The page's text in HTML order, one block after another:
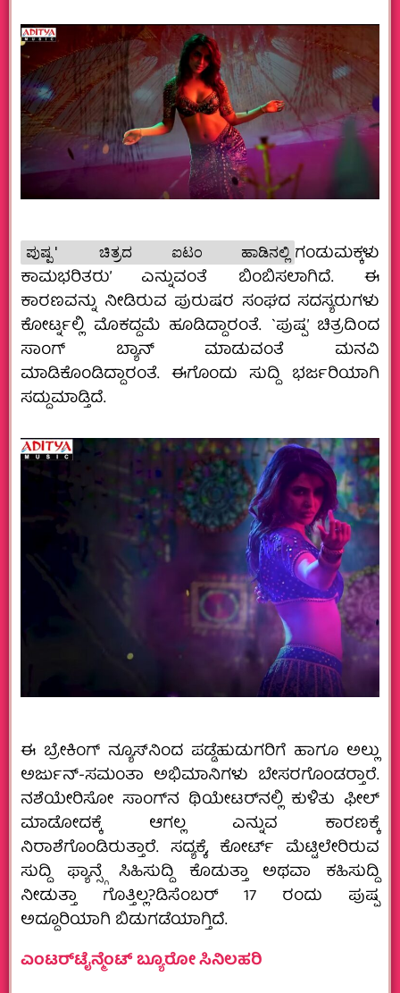
ಪುಷ್ಪ' ಚಿತ್ರದ ಐಟಂ ಹಾಡಿನಲ್ಲಿ ಗಂಡುಮಕ್ಕಳು
ಕಾಮಭರಿತರು’ ಎನ್ನುವಂತೆ ಬಿಂಬಿಸಲಾಗಿದೆ. ಈ
ಕಾರಣವನ್ನು ನೀಡಿರುವ ಪುರುಷರ ಸಂಘದ ಸದಸ್ಯರುಗಳು
ಕೋರ್ಟ್ನಲ್ಲಿ ಮೊಕದ್ದಮೆ ಹೂಡಿದ್ದಾರಂತೆ. `ಪುಷ್ಪ’ ಚಿತ್ರದಿಂದ
ಸಾಂಗ್ ಬ್ಯಾನ್ ಮಾಡುವಂತೆ ಮನವಿ
ಮಾಡಿಕೊಂಡಿದ್ದಾರಂತೆ. ಈಗೊಂದು ಸುದ್ದಿ ಭರ್ಜರಿಯಾಗಿ
ಸದ್ದುಮಾಡ್ತಿದೆ.
ಈ ಬ್ರೇಕಿಂಗ್ ನ್ಯೂಸ್‌ನಿಂದ ಪಡ್ಡೆಹುಡುಗರಿಗೆ ಹಾಗೂ ಅಲ್ಲು
ಅರ್ಜುನ್-ಸಮಂತಾ ಅಭಿಮಾನಿಗಳು ಬೇಸರಗೊಂಡರ‍್ತಾರೆ.
ನಶೆಯೇರಿಸೋ ಸಾಂಗ್‌ನ ಥಿಯೇಟರ್‌ನಲ್ಲಿ ಕುಳಿತು ಫೀಲ್
ಮಾಡೋದಕ್ಕೆ ಆಗಲ್ಲ ಎನ್ನುವ ಕಾರಣಕ್ಕೆ
ನಿರಾಶೆಗೊಂಡಿರುತ್ತಾರೆ. ಸದ್ಯಕ್ಕೆ, ಕೋರ್ಟ್ ಮೆಟ್ಟಿಲೇರಿರುವ
ಸುದ್ದಿ ಫ್ಯಾನ್ಸ್ಗೆ ಸಿಹಿಸುದ್ದಿ ಕೊಡುತ್ತಾ ಅಥವಾ ಕಹಿಸುದ್ದಿ
ನೀಡುತ್ತಾ ಗೊತ್ತಿಲ್ಲ?ಡಿಸೆಂಬರ್ 17 ರಂದು ಪುಷ್ಪ
ಅದ್ದೂರಿಯಾಗಿ ಬಿಡುಗಡೆಯಾಗ್ತಿದೆ.
ಎಂಟರ್‌ಟೈನ್ಮೆಂಟ್ ಬ್ಯೂರೋ ಸಿನಿಲಹರಿ